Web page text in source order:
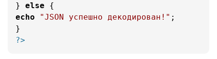
} else
echo
"JSON успешно декодирован!" ;
?>